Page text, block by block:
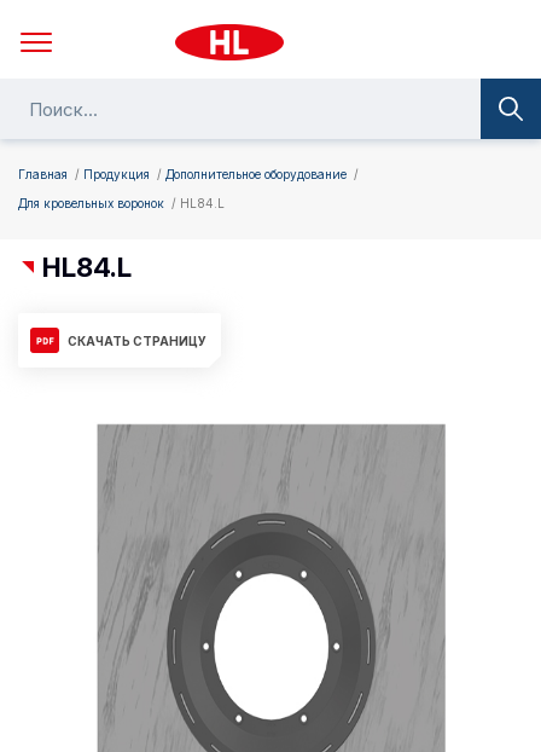
Главная Продукция
Дополнительное оборудование
Для кровельных воронок
HL84.L
HL84.L
СКАЧАТЬ СТРАНИЦУ